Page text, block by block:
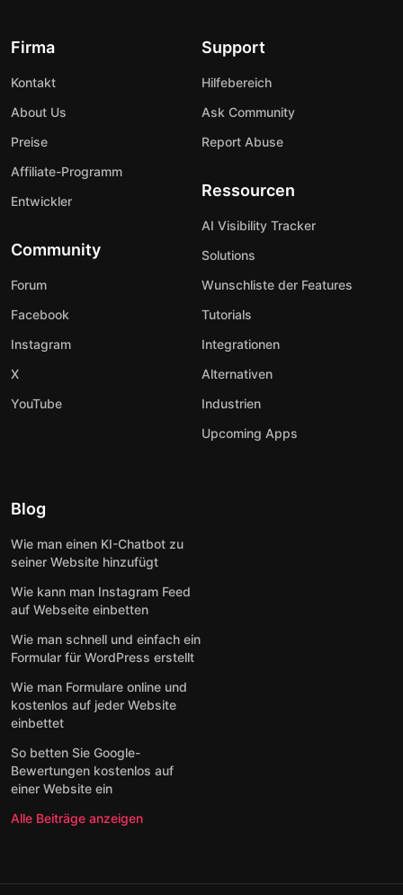
Firma
Kontakt
About Us
Preise
Affiliate-Programm
Entwickler
Community
Forum
Facebook
Instagram
X
YouTube
Support
Hilfebereich
Ask Community
Report Abuse
Ressourcen
AI Visibility Tracker
Solutions
Wunschliste der Features
Tutorials
Integrationen
Alternativen
Industrien
Upcoming Apps
Blog
Wie man einen KI-Chatbot zu
seiner Website hinzufügt
Wie kann man Instagram Feed
auf Webseite einbetten
Wie man schnell und einfach ein
Formular für WordPress erstellt
Wie man Formulare online und
kostenlos auf jeder Website
einbettet
So betten Sie Google-
Bewertungen kostenlos auf
einer Website ein
Alle Beiträge anzeigen